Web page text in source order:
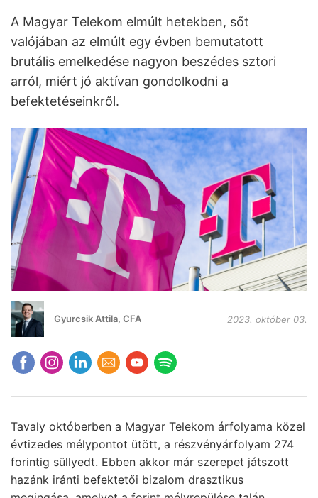
A Magyar Telekom elmúlt hetekben, sőt
valójában az elmúlt egy évben bemutatott
brutális emelkedése nagyon beszédes sztori
arról, miért jó aktívan gondolkodni a
befektetéseinkről.
Gyurcsik Attila, CFA 2023. október 03.
Tavaly októberben a Magyar Telekom árfolyama közel
évtizedes mélypontot ütött, a részvényárfolyam 274
forintig süllyedt. Ebben akkor már szerepet játszott
hazánk iránti befektetői bizalom drasztikus